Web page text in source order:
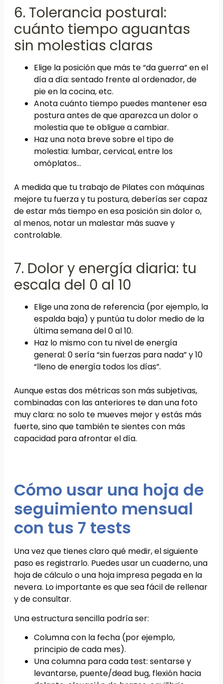
6. Tolerancia postural:
cuánto tiempo aguantas
sin molestias claras
Elige la posición que más te “da guerra” en el
día a día: sentado frente al ordenador, de
pie en la cocina, etc.
Anota cuánto tiempo puedes mantener esa
postura antes de que aparezca un dolor o
molestia que te obligue a cambiar.
Haz una nota breve sobre el tipo de
molestia: lumbar, cervical, entre los
omóplatos…
A medida que tu trabajo de Pilates con máquinas
mejore tu fuerza y tu postura, deberías ser capaz
de estar más tiempo en esa posición sin dolor o,
al menos, notar un malestar más suave y
controlable.
7. Dolor y energía diaria: tu
escala del 0 al 10
Elige una zona de referencia (por ejemplo, la
espalda baja) y puntúa tu dolor medio de la
última semana del 0 al 10.
Haz lo mismo con tu nivel de energía
general: 0 sería “sin fuerzas para nada” y 10
“lleno de energía todos los días”.
Aunque estas dos métricas son más subjetivas,
combinadas con las anteriores te dan una foto
muy clara: no solo te mueves mejor y estás más
fuerte, sino que también te sientes con más
capacidad para afrontar el día.
Cómo usar una hoja de
seguimiento mensual
con tus 7 tests
Una vez que tienes claro qué medir, el siguiente
paso es registrarlo. Puedes usar un cuaderno, una
hoja de cálculo o una hoja impresa pegada en la
nevera. Lo importante es que sea fácil de rellenar
y de consultar.
Una estructura sencilla podría ser:
Columna con la fecha (por ejemplo,
principio de cada mes).
Una columna para cada test: sentarse y
levantarse, puente/dead bug, flexión hacia